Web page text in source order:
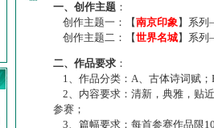
一、创作主题 ：
创作主题一：【南京印象】系
创作主题二：【世界名城】系
二、作品要求 ：
1、作品分类：A、古体诗词赋；
2、内容要求：清新，典雅，贴
参赛；
3、篇幅要求：每首参赛作品限